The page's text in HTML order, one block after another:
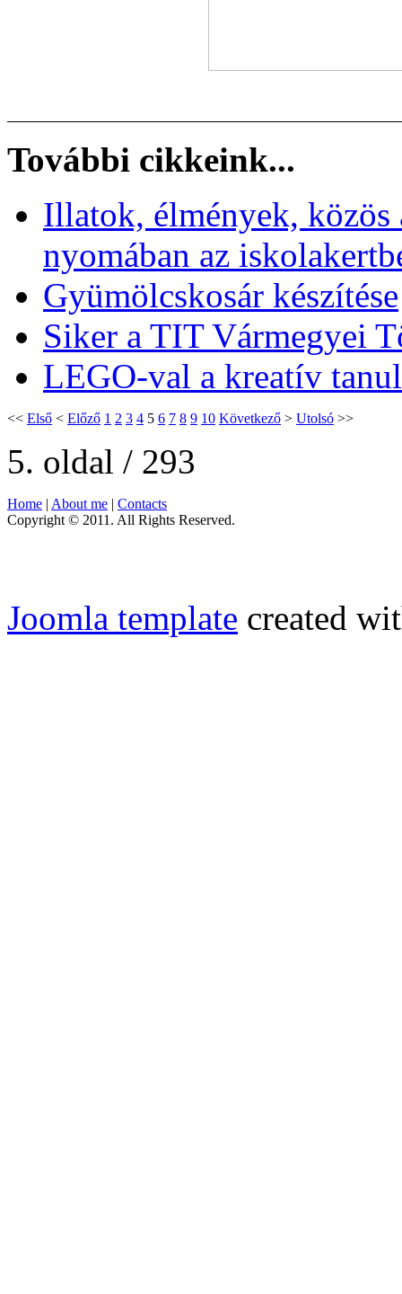
További cikkeink...
Illatok, élmények,
nyomában az
Gyümölcskosár készítése
Siker a TIT Vármegyei
LEGO-val a kreatív
<< Első < Előző 1 2 3 4 5 6 7 8 9 10 Következő > Utolsó >>
5. oldal / 293
Home About me
Contacts
Copyright © 2011. All Rights Reserved.
Joomla template created